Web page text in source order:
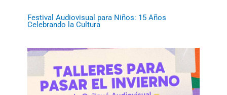
Festival Audiovisual para Niños: 15 Años
Celebrando la Cultura